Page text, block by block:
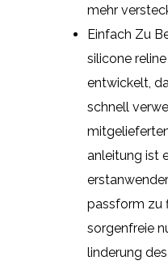
mehr
Einfach Zu
silicone
entwickelt,
schnell
anleitung ist
passform zu
sorgenfreie
linderung